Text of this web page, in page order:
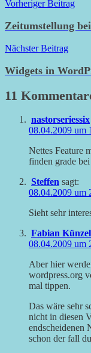
Vorheriger Beitrag
Zeitumstellung
Nächster Beitrag
Widgets in
11
nastorseriessix
08.04.2009 um
Nettes Feature
finden grade
Steffen sagt:
08.04.2009 um
Sieht sehr
Fabian Künzel
08.04.2009 um
Aber hier
wordpress.org
mal tippen.
Das wäre sehr
nicht in diesen
endscheidenen
schon der fall